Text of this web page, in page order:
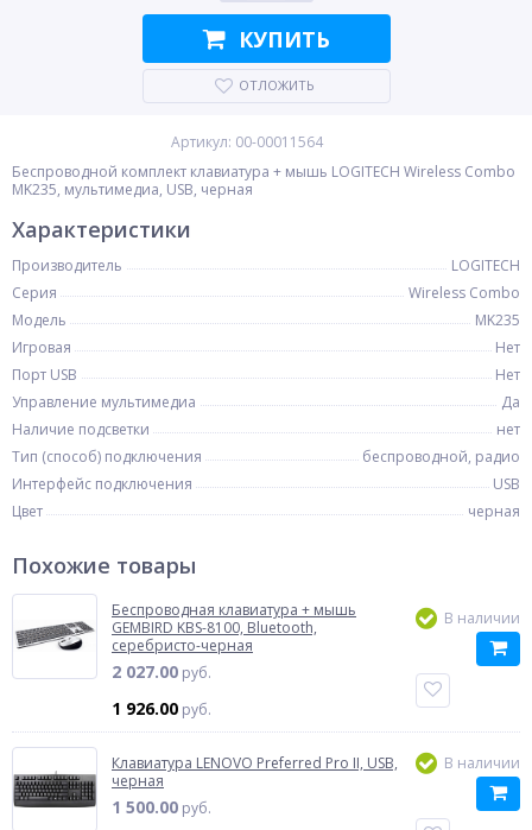
КУПИТЬ
ОТЛОЖИТЬ
Артикул: 00-00011564
Беспроводной комплект клавиатура + мышь LOGITECH Wireless Combo
MK235, мультимедиа, USB, черная
Характеристики
Производитель
LOGITECH
Серия
Wireless Combo
Модель
MK235
Игровая
Нет
Порт USB
Нет
Управление мультимедиа
Да
Наличие подсветки
нет
Тип (способ) подключения
беспроводной, радио
Интерфейс подключения
USB
Цвет
черная
Похожие товары
Беспроводная клавиатура + мышь
GEMBIRD KBS-8100, Bluetooth,
серебристо-черная
2 027.00 руб.
1 926.00 руб.
В наличии
Клавиатура LENOVO Preferred Pro II, USB,
черная
1 500.00 руб.
В наличии